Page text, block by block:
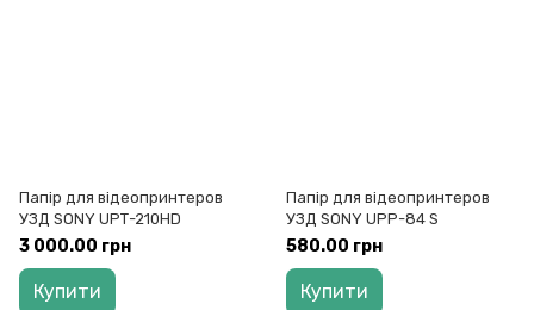
Папір для відеопринтеров
УЗД SONY UPТ-210HD
3 000.00 грн
Купити
Папір для відеопринтеров
УЗД SONY UPP-84 S
580.00 грн
Купити